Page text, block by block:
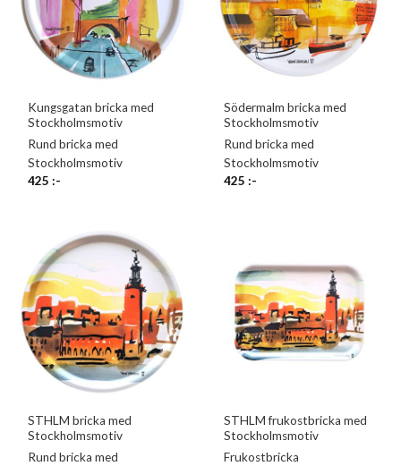
Kungsgatan bricka med
Stockholmsmotiv
Rund bricka med
Stockholmsmotiv
425:-
Södermalm bricka med
Stockholmsmotiv
Rund bricka med
Stockholmsmotiv
425:-
STHLM bricka med
Stockholmsmotiv
Rund bricka med
STHLM frukostbricka med
Stockholmsmotiv
Frukostbricka